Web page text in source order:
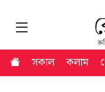
সকাল কলাম